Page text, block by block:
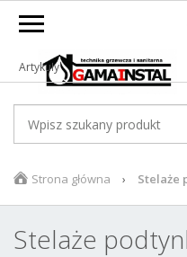
Artykuły
Strona główna Stelaże
Stelaże